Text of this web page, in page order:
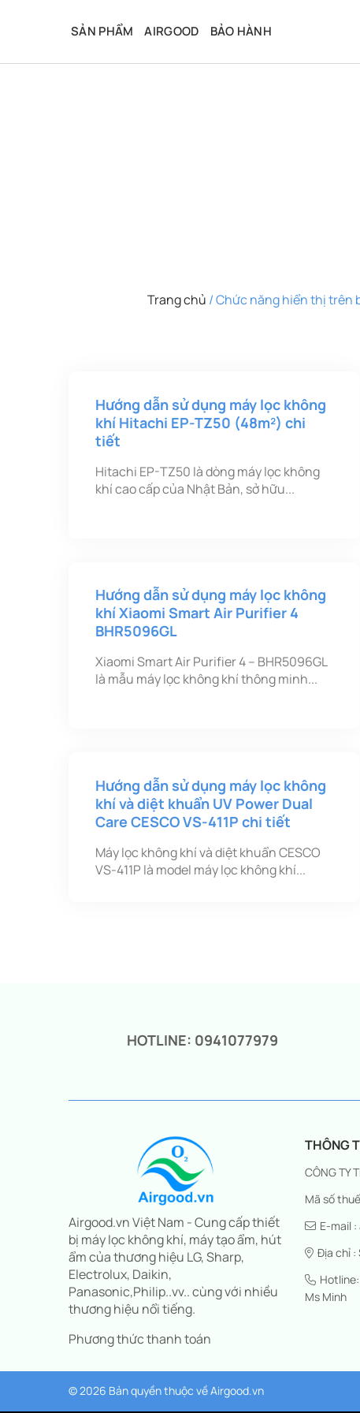
dung
SẢN PHẨM AIRGOOD BẢO HÀNH
Trang chủ /Chức năng hiển thị trên
Hướng dẫn sử dụng máy lọc không
khí Hitachi EP-TZ50 (48m²) chi
tiết
Hitachi EP-TZ50 là dòng máy lọc không
khí cao cấp của Nhật Bản, sở hữu...
Hướng dẫn sử dụng máy lọc không
khí Xiaomi Smart Air Purifier 4
BHR5096GL
Xiaomi Smart Air Purifier 4 – BHR5096GL
là mẫu máy lọc không khí thông minh...
Hướng dẫn sử dụng máy lọc không
khí và diệt khuẩn UV Power Dual
Care CESCO VS-411P chi tiết
Máy lọc không khí và diệt khuẩn CESCO
VS-411P là model máy lọc không khí...
HOTLINE: 0941077979
Airgood.vn Việt Nam - Cung cấp thiết
bị máy lọc không khí, máy tạo ẩm, hút
ẩm của thương hiệu LG, Sharp,
Electrolux, Daikin,
Panasonic,Philip..vv.. cùng với nhiều
thương hiệu nổi tiếng.
Phương thức thanh toán
THÔNG
CÔNG TY
Mã số
E-mail
Địa chỉ :
Ms Minh
© 2026 Bản quyền thuộc vềAirgood.vn